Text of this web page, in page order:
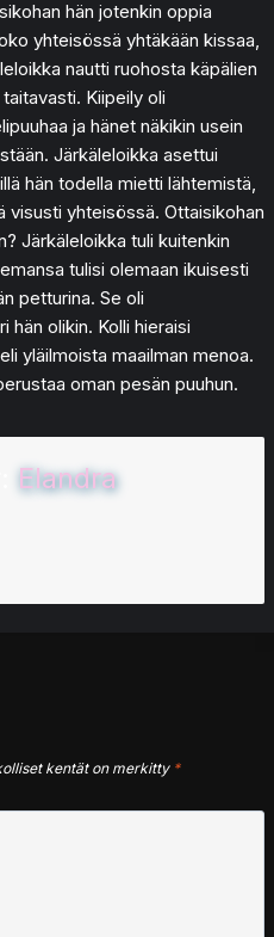
hän jotenkin oppia
yhteisössä yhtäkään kissaa,
nautti ruohosta käpälien
Kiipeily oli
ja hänet näkikin usein
Järkäleloikka asettui
hän todella mietti lähtemistä,
visusti yhteisössä. Ottaisikohan
Järkäleloikka tuli kuitenkin
tulisi olemaan ikuisesti
petturina. Se oli
hän olikin. Kolli hieraisi
yläilmoista maailman menoa.
oman pesän puuhun.
Elandra
kentät on merkitty *